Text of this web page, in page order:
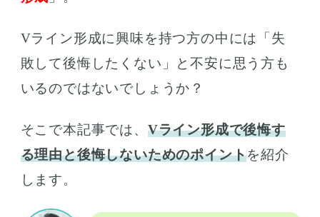
Vライン形成に興味を持つ方の中には「失
敗して後悔したくない」と不安に思う方も
いるのではないでしょうか？
そこで本記事では、 Vライン形成で後悔す
る理由と後悔しないためのポイントを紹介
します。